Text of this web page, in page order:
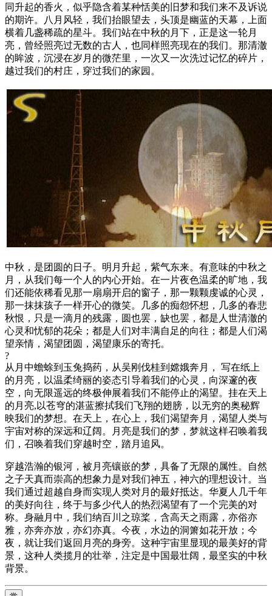
同升起的香火，似乎隐含着某种恬美的旧梦和我们来不及诉说
的期许。八月风轻，我们抬眼望去，头顶是幽蓝的天幕，上面
横着几盏稀疏的星斗。我们站在中秋的月下，正是这一轮月
亮，曾经照亮过无数的古人，也同样照亮现在的我们。那清澈
的眸波，沉浸在岁月的微茫里，一次又一次洗过记忆的碎片，
越过我们的村庄，穿过我们的家园。
中秋，是团圆的日子。明月升起，紫气东来。有意味的中秋之
月，从我们每一个人的内心开始。在一片夜色温柔的旷地，我
们还能依稀看见那一扇扇开启的窗子，那一颗颗虔诚的心灵，
那一抹抹孩子一样开心的微笑。几多的痴怨怀想，几多的春悲
秋恨，只是一滴月的残露，圆也罢，缺也罢，都是人世清澈的
心灵和忧郁的花朵；都是人们对丰满自足的向往；都是人们渴
望亲情，渴望团圆，渴望康乐的寄托。
?
从月中蟾蜍到玉兔捣药，从吴刚伐桂到嫦娥奔月， 写在纸上
的月亮，以温柔绮丽的姿态引导着我们的心灵，向深邃的夜
空，向无限遥远的终极伸展着我们不能停止的渴望。挂在天上
的月亮,以苍穹的湛蓝擦拭我们飞翔的翅膀，以无穷的奥秘辉
映我们的梦想。在天上，在心上，我们渴望奔月，渴望人类与
宇宙对称的深远和辽阔。月亮是我们的梦，梦就这样召唤着我
们，召唤着我们穿越时空，踏月追风。
穿越浩瀚的银河，被月亮镶嵌的梦，具备了无限的属性。自然
之子天真而崇高的想象力是对我们神五，神六的理想设计。当
我们通过超越自身而实现人类对月的最好抵达。华夏人几千年
的美好向往，终于与多少代人的热烈渴望有了一个完美的对
称。身融月中，我们纳百川之琼桨，含高天之雨露，亦俗亦
雅，亦奔亦放，亦幻亦真。今夜，水边的洞箫如花开放；今
夜，就让我们返回月亮的身旁。这种宇宙里显现的最美好的背
景，这种人类揽月的壮举，注定是中国最壮阔，最坚实的中秋
背景。